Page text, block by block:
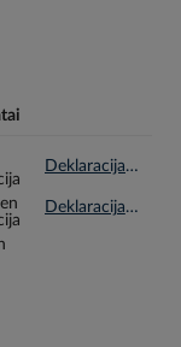
Deklaracija REACH en.pdf
Deklaracija RoHS en.pdf